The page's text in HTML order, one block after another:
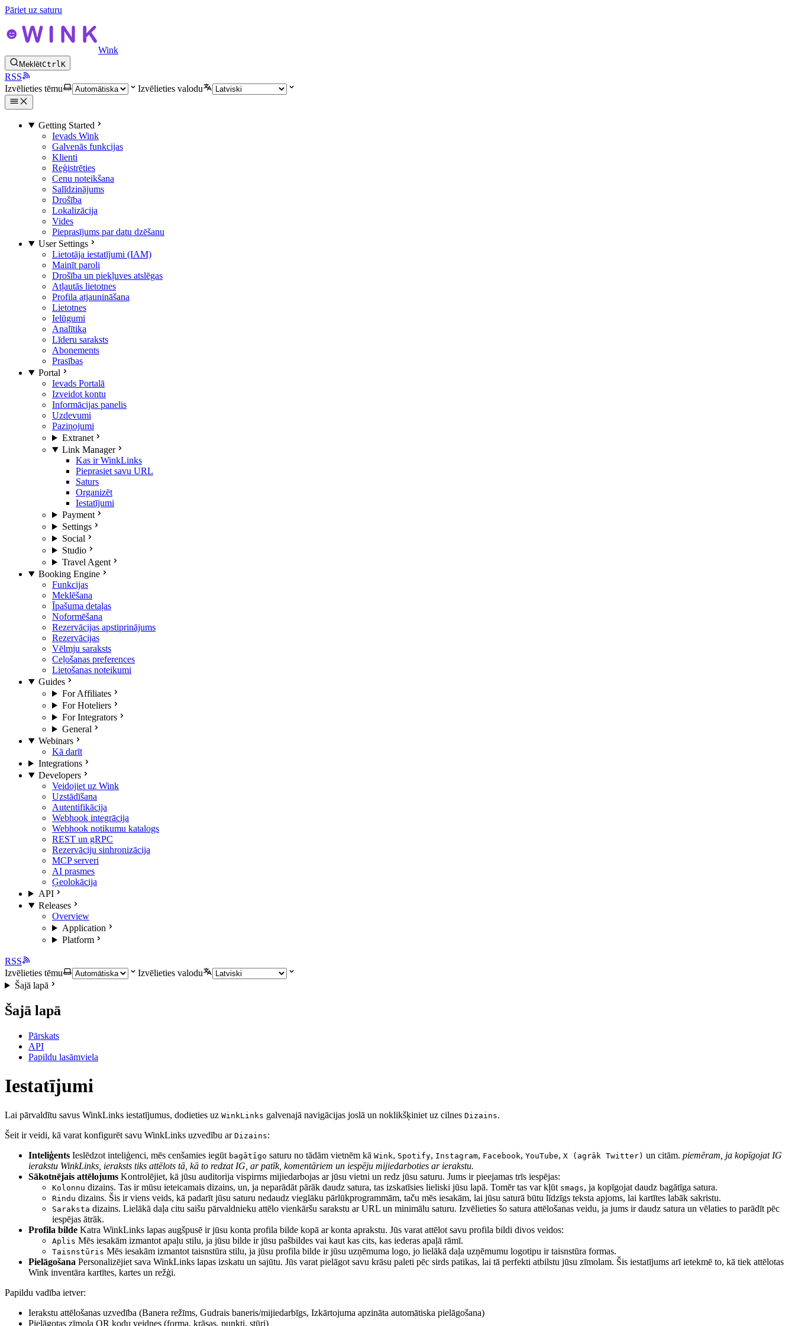
Pāriet uz saturu
Wink
MeklētCtrlK
RSS
Izvēlieties tēmu
Izvēlieties valodu
Getting Started
Ievads Wink
Galvenās funkcijas
Klienti
Reģistrēties
Cenu noteikšana
Salīdzinājums
Drošība
Lokalizācija
Vides
Pieprasījums par datu dzēšanu
User Settings
Lietotāja iestatījumi (IAM)
Mainīt paroli
Drošība un piekļuves atslēgas
Atļautās lietotnes
Profila atjaunināšana
Lietotnes
Ielūgumi
Analītika
Līderu saraksts
Abonements
Prasības
Portal
Ievads Portalā
Izveidot kontu
Informācijas panelis
Uzdevumi
Paziņojumi
Extranet
Link Manager
Kas ir WinkLinks
Pieprasiet savu URL
Saturs
Organizēt
Iestatījumi
Payment
Settings
Social
Studio
Travel Agent
Booking Engine
Funkcijas
Meklēšana
Īpašuma detaļas
Noformēšana
Rezervācijas apstiprinājums
Rezervācijas
Vēlmju saraksts
Ceļošanas preferences
Lietošanas noteikumi
Guides
For Affiliates
For Hoteliers
For Integrators
General
Webinars
Kā darīt
Integrations
Developers
Veidojiet uz Wink
Uzstādīšana
Autentifikācija
Webhook integrācija
Webhook notikumu katalogs
REST un gRPC
Rezervāciju sinhronizācija
MCP serveri
AI prasmes
Ģeolokācija
API
Releases
Overview
Application
Platform
RSS
Izvēlieties tēmu
Izvēlieties valodu
Šajā lapā
Šajā lapā
Pārskats
API
Papildu lasāmviela
Iestatījumi
Lai pārvaldītu savus WinkLinks iestatījumus, dodieties uz WinkLinks galvenajā navigācijas joslā un noklikšķiniet uz cilnes Dizains.
Šeit ir veidi, kā varat konfigurēt savu WinkLinks uzvedību ar Dizains:
Inteliģents Ieslēdzot inteliģenci, mēs cenšamies iegūt bagātīgo saturu no tādām vietnēm kā Wink, Spotify, Instagram, Facebook, YouTube, X (agrāk Twitter) un citām. piemēram, ja kopīgojat IG
ierakstu WinkLinks, ieraksts tiks attēlots tā, kā to redzat IG, ar patīk, komentāriem un iespēju mijiedarboties ar ierakstu.
Sākotnējais attēlojums Kontrolējiet, kā jūsu auditorija vispirms mijiedarbojas ar jūsu vietni un redz jūsu saturu. Jums ir pieejamas trīs iespējas:
Kolonnu dizains. Tas ir mūsu ieteicamais dizains, un, ja neparādāt pārāk daudz satura, tas izskatīsies lieliski jūsu lapā. Tomēr tas var kļūt smags, ja kopīgojat daudz bagātīga satura.
Rindu dizains. Šis ir viens veids, kā padarīt jūsu saturu nedaudz vieglāku pārlūkprogrammām, taču mēs iesakām, lai jūsu saturā būtu līdzīgs teksta apjoms, lai kartītes labāk sakristu.
Saraksta dizains. Lielākā daļa citu saišu pārvaldnieku attēlo vienkāršu sarakstu ar URL un minimālu saturu. Izvēlieties šo satura attēlošanas veidu, ja jums ir daudz satura un vēlaties to parādīt pēc
iespējas ātrāk.
Profila bilde Katra WinkLinks lapas augšpusē ir jūsu konta profila bilde kopā ar konta aprakstu. Jūs varat attēlot savu profila bildi divos veidos:
Aplis Mēs iesakām izmantot apaļu stilu, ja jūsu bilde ir jūsu pašbildes vai kaut kas cits, kas iederas apaļā rāmī.
Taisnstūris Mēs iesakām izmantot taisnstūra stilu, ja jūsu profila bilde ir jūsu uzņēmuma logo, jo lielākā daļa uzņēmumu logotipu ir taisnstūra formas.
Pielāgošana Personalizējiet sava WinkLinks lapas izskatu un sajūtu. Jūs varat pielāgot savu krāsu paleti pēc sirds patikas, lai tā perfekti atbilstu jūsu zīmolam. Šis iestatījums arī ietekmē to, kā tiek attēlotas
Wink inventāra kartītes, kartes un režģi.
Papildu vadība ietver:
Ierakstu attēlošanas uzvedība (Banera režīms, Gudrais baneris/mijiedarbīgs, Izkārtojuma apzināta automātiska pielāgošana)
Pielāgotas zīmola QR kodu veidnes (forma, krāsas, punkti, stūri)